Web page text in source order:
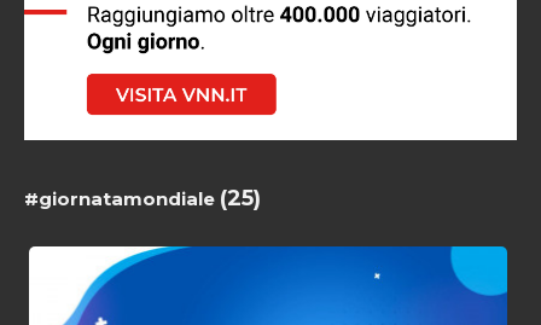
#giornatamondiale (25)